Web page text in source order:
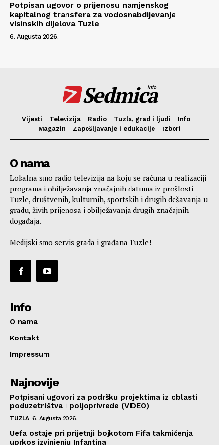
Potpisan ugovor o prijenosu namjenskog
kapitalnog transfera za vodosnabdijevanje
visinskih dijelova Tuzle
6. Augusta 2026.
Sedmica
info
Vijesti Televizija Radio Tuzla, grad i ljudi
Info
Magazin
Zapošljavanje i edukacije Izbori
O nama
Lokalna smo radio televizija na koju se računa u realizaciji
programa i obilježavanja značajnih datuma iz prošlosti
Tuzle, društvenih, kulturnih, sportskih i drugih dešavanja u
gradu, živih prijenosa i obilježavanja drugih značajnih
događaja.
Medijski smo servis grada i građana Tuzle!
Info
O nama
Kontakt
Impressum
Najnovije
Potpisani ugovori za podršku projektima iz oblasti
poduzetništva i poljoprivrede (VIDEO)
TUZLA 6. Augusta 2026.
Uefa ostaje pri prijetnji bojkotom Fifa takmičenja
uprkos izvinjenju Infantina